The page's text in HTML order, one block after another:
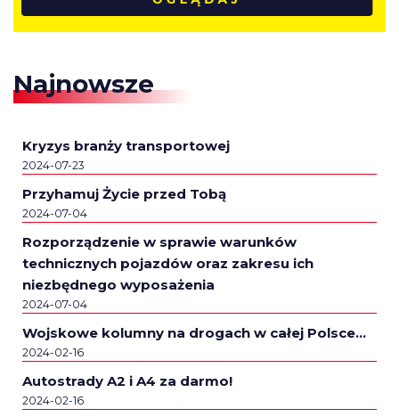
Najnowsze
Kryzys branży transportowej
2024-07-23
Przyhamuj Życie przed Tobą
2024-07-04
Rozporządzenie w sprawie warunków
technicznych pojazdów oraz zakresu ich
niezbędnego wyposażenia
2024-07-04
Wojskowe kolumny na drogach w całej Polsce…
2024-02-16
Autostrady A2 i A4 za darmo!
2024-02-16